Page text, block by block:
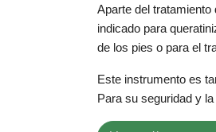
Aparte del tratamiento
indicado para
de los pies o para el
Este instrumento es
Para su seguridad y